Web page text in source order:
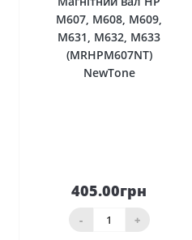
M607, M608, M609,
M631, M632, M633
(MRHPM607NT)
NewTone
405.00грн
- +
До
кошика